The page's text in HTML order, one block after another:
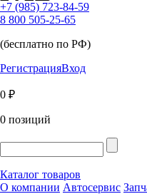
+7 (985) 723-84-59
8 800 505-25-65
(бесплатно по РФ)
РегистрацияВход
0 ₽
0 позиций
Каталог товаров
О компании Автосервис